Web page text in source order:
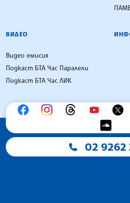
ВИДЕО
Видео емисия
Подкаст БТА Час Паралели
Подкаст БТА Час ЛИК
02 9262